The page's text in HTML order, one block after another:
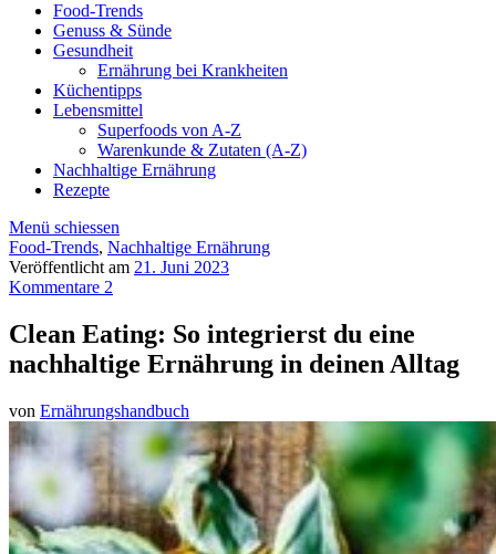
Food-Trends
Genuss & Sünde
Gesundheit
Ernährung bei Krankheiten
Küchentipps
Lebensmittel
Superfoods von A-Z
Warenkunde & Zutaten (A-Z)
Nachhaltige Ernährung
Rezepte
Menü schiessen
Food-Trends, Nachhaltige Ernährung
Veröffentlicht am 21. Juni 2023
Kommentare 2
Clean Eating: So integrierst du eine
nachhaltige Ernährung in deinen Alltag
von Ernährungshandbuch